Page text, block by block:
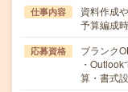
仕事内容
資料作成
予算編成
応募資格
ブランク
・
算・書式